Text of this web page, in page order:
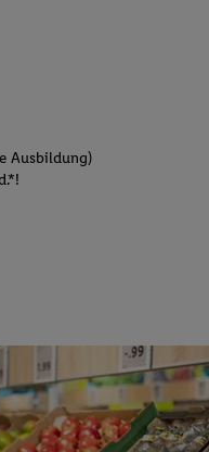
Ausbildung)